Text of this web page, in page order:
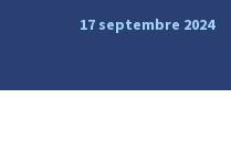
17 septembre 2024